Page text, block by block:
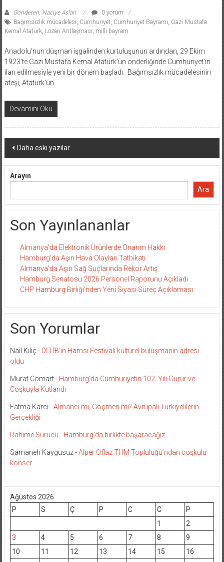
Bağımsızlık mücadelesi
Cumhuriyet,Cumhuriyet Bayramı
Kemal Atatürk,Lozan Antlaşması,milli bayram
1923’te Gazi Mustafa Kemal Atatürk’ün önderliğinde Cumhuriyet’in
ilan edilmesiyle yeni bir dönem başladı. Bağımsızlık mücadelesinin
ateşi, Atatürk’ün
Devamını Oku
Yazı
dolaşımı
Ara
Son Yayınlananlar
Almanya’da Elektronik Ürünlerde Onarım Hakkı
Hamburg’da Aşırı Hava Olayları Tatbikatı
Almanya’da Aşırı Sağ Suçlarında Rekor Artış
Hamburg Senatosu 2026 Personel Raporunu Açıkladı
CHP Hamburg Birliği’nden Yeni Siyasi Süreç Açıklaması
Son Yorumlar
DİTİB’in Hamsi Festivali kültürel buluşmanın adresi
oldu
Coşkuyla Kutlandı
Gerçekliği
konser
P
S Ç P C C
P
1
2
3
4 5 6 7 8
9
10
11 12 13 14 15
16
17
18 19 20 21 22 23